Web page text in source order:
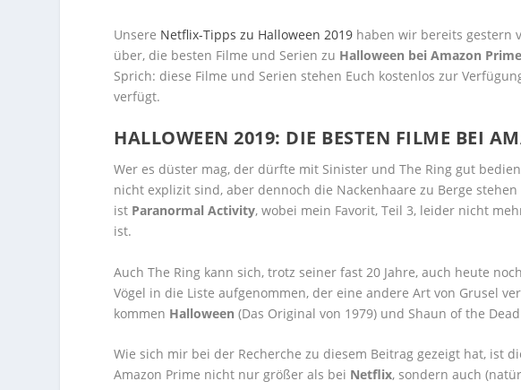
Unsere Netflix-Tipps zu Halloween 2019 haben wir bereits gestern
über, die besten Filme und Serien zu Halloween bei Amazon Prime
Sprich: diese Filme und Serien stehen Euch kostenlos zur
verfügt.
HALLOWEEN 2019: DIE BESTEN FILME BEI
Wer es düster mag, der dürfte mit Sinister und The Ring gut
nicht explizit sind, aber dennoch die Nackenhaare zu Berge
ist Paranormal Activity, wobei mein Favorit, Teil 3, leider nicht
ist.
Auch The Ring kann sich, trotz seiner fast 20 Jahre, auch heute
Vögel in die Liste aufgenommen, der eine andere Art von Grusel
kommen Halloween (Das Original von 1979) und Shaun of the
Wie sich mir bei der Recherche zu diesem Beitrag gezeigt hat, ist
Amazon Prime nicht nur größer als bei Netflix, sondern auch